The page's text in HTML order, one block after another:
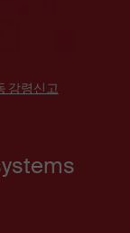
강령신고